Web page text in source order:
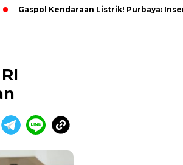
Kendaraan Listrik! Purbaya: Insentif